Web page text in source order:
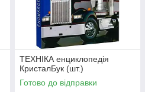
ТЕХНІКА енциклопедія
КристалБук (шт.)
Готово до відправки